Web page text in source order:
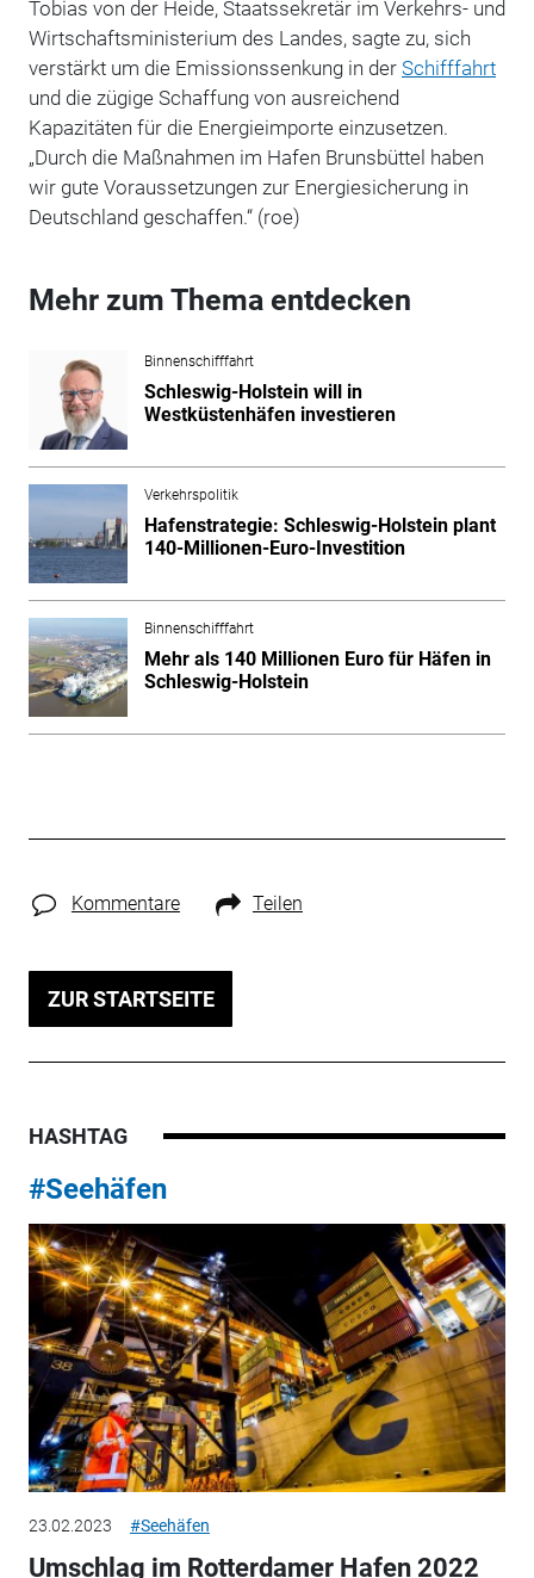
Tobias von der Heide, Staatssekretär im Verkehrs- und
Wirtschaftsministerium des Landes, sagte zu, sich
verstärkt um die Emissionssenkung in der Schifffahrt
und die zügige Schaffung von ausreichend
Kapazitäten für die Energieimporte einzusetzen.
„Durch die Maßnahmen im Hafen Brunsbüttel haben
wir gute Voraussetzungen zur Energiesicherung in
Deutschland geschaffen.“ (roe)
Mehr zum Thema entdecken
Binnenschifffahrt
Schleswig-Holstein will in
Westküstenhäfen investieren
Verkehrspolitik
Hafenstrategie: Schleswig-Holstein plant
140-Millionen-Euro-Investition
Binnenschifffahrt
Mehr als 140 Millionen Euro für Häfen in
Schleswig-Holstein
Kommentare Teilen
ZUR STARTSEITE
HASHTAG
#Seehäfen
23.02.2023 #Seehäfen
Umschlag im Rotterdamer Hafen 2022